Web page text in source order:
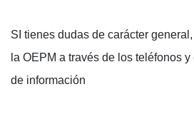
SI tienes dudas de carácter
la OEPM a través de los teléfonos
de información